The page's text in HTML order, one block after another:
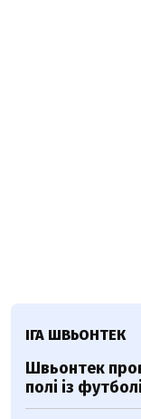
ІГА ШВЬОНТЕК
Швьонтек
полі із